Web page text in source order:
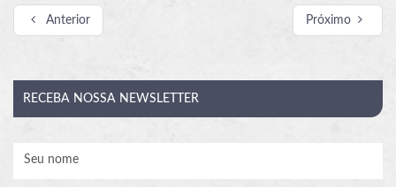
Anterior Próximo
RECEBA NOSSA NEWSLETTER